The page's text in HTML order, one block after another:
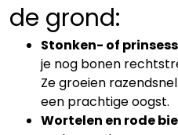
de grond:
Stonken- of
je nog bonen
Ze groeien
een prachtige oogst.
Wortelen en rode